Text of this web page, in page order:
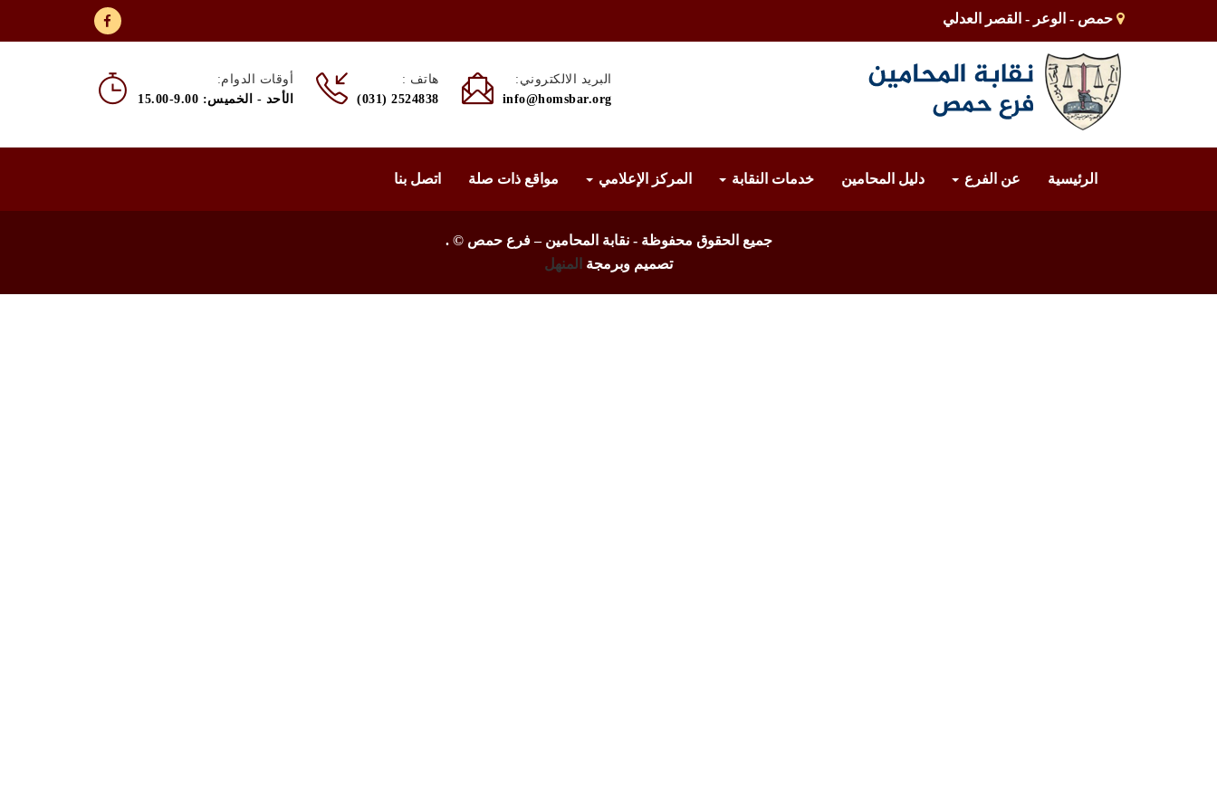
حمص - الوعر - القصر العدلي
أوقات الدوام:
الأحد - الخميس: 9.00-15.00
هاتف :
(031) 2524838
البريد الالكتروني:
info@homsbar.org
الرئيسية عن الفرع دليل المحامين خدمات النقابة المركز الإعلامي مواقع ذات صلة اتصل بنا
جميع الحقوق محفوظة - نقابة المحامين – فرع حمص ©.
تصميم وبرمجة
المنهل